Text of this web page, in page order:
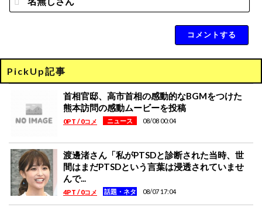
PickUp記事
首相官邸、高市首相の感動的なBGMをつけた
熊本訪問の感動ムービーを投稿
0PT / 0コメ ニュース 08/08 00:04
渡邊渚さん「私がPTSDと診断された当時、世
間はまだPTSDという言葉は浸透されていませ
んで...
4PT / 0コメ 話題・ネタ 08/07 17:04